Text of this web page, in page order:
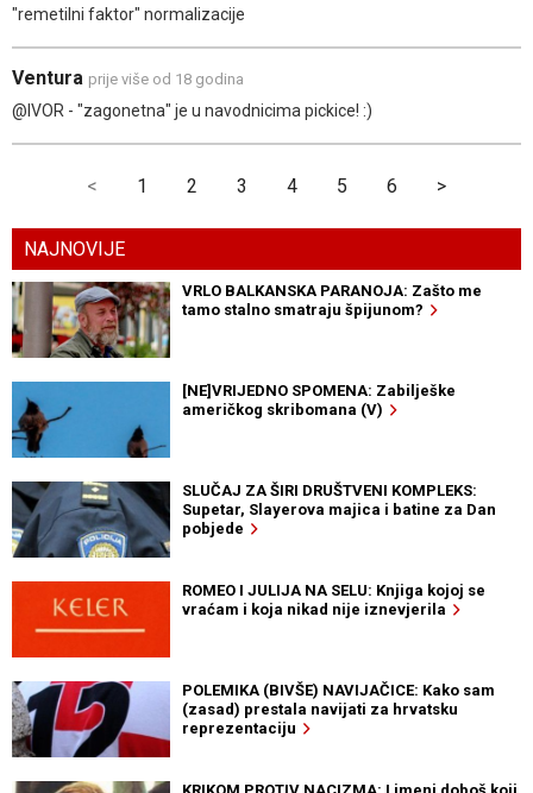
"remetilni faktor" normalizacije
Ventura prije više od 18 godina
@IVOR - "zagonetna" je u navodnicima pickice! :)
< 1 2 3 4 5 6 >
NAJNOVIJE
VRLO BALKANSKA PARANOJA: Zašto me
tamo stalno smatraju špijunom?
[NE]VRIJEDNO SPOMENA: Zabilješke
američkog skribomana (V)
SLUČAJ ZA ŠIRI DRUŠTVENI KOMPLEKS:
Supetar, Slayerova majica i batine za Dan
pobjede
ROMEO I JULIJA NA SELU: Knjiga kojoj se
vraćam i koja nikad nije iznevjerila
POLEMIKA (BIVŠE) NAVIJAČICE: Kako sam
(zasad) prestala navijati za hrvatsku
reprezentaciju